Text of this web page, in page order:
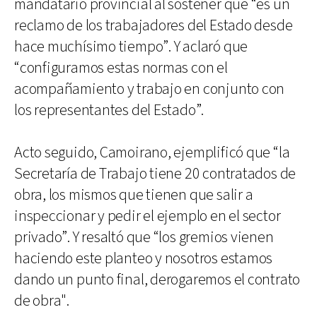
mandatario provincial al sostener que “es un
reclamo de los trabajadores del Estado desde
hace muchísimo tiempo”. Y aclaró que
“configuramos estas normas con el
acompañamiento y trabajo en conjunto con
los representantes del Estado”.
Acto seguido, Camoirano, ejemplificó que “la
Secretaría de Trabajo tiene 20 contratados de
obra, los mismos que tienen que salir a
inspeccionar y pedir el ejemplo en el sector
privado”. Y resaltó que “los gremios vienen
haciendo este planteo y nosotros estamos
dando un punto final, derogaremos el contrato
de obra".